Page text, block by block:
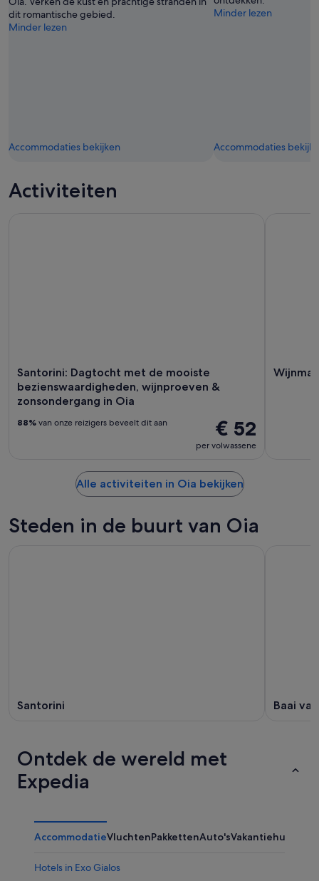
dit romantische gebied.
Minder lezen
Accommodaties bekijken
Minder lezen
Accommodaties
Activiteiten
Santorini: Dagtocht met de mooiste
bezienswaardigheden, wijnproeven &
zonsondergang in Oia
€ 52
per volwassene
88% van onze reizigers beveelt dit aan
Alle activiteiten in Oia bekijken
Steden in de buurt van Oia
Santorini Baai
Ontdek de wereld met
Expedia
AccommodatieVluchtenPakkettenAuto'sVakantiehuizen
Hotels in Exo Gialos